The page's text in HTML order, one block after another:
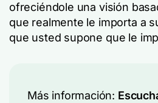
ofreciéndole una visión
que realmente le importa a
que usted supone que le
Más información: